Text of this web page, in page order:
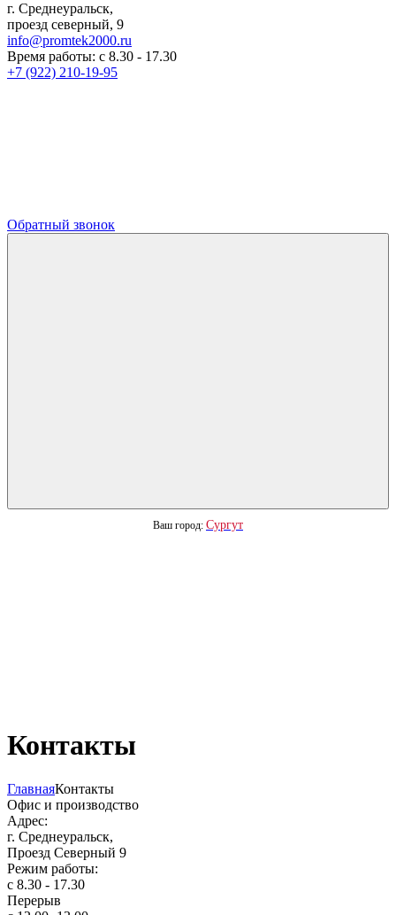
г. Среднеуральск,
проезд северный, 9
info@promtek2000.ru
Время работы: с 8.30 - 17.30
+7 (922) 210-19-95
Обратный звонок
Ваш город: Сургут
Контакты
ГлавнаяКонтакты
Офис и производство
Адрес:
г. Среднеуральск,
Проезд Северный 9
Режим работы:
с 8.30 - 17.30
Перерыв